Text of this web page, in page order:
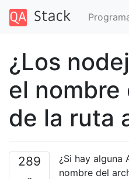
¿Los
el nombre
de la ruta
289
¿Si hay alguna
nombre del